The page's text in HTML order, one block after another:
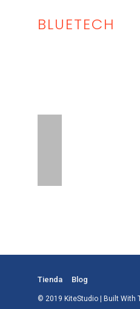
BLUETECH
Tienda Blog
© 2019 KiteStudio | Built With